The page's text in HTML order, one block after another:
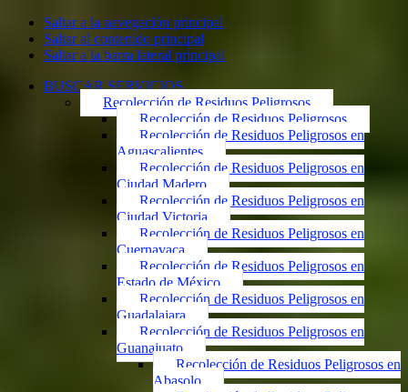
Saltar a la navegación principal
Saltar al contenido principal
Saltar a la barra lateral principal
BUSCAR SERVICIOS
Recolección de Residuos Peligrosos
Recolección de Residuos Peligrosos
Recolección de Residuos Peligrosos en
Aguascalientes
Recolección de Residuos Peligrosos en
Ciudad Madero
Recolección de Residuos Peligrosos en
Ciudad Victoria
Recolección de Residuos Peligrosos en
Cuernavaca
Recolección de Residuos Peligrosos en
Estado de México
Recolección de Residuos Peligrosos en
Guadalajara
Recolección de Residuos Peligrosos en
Guanajuato
Recolección de Residuos Peligrosos en
Abasolo